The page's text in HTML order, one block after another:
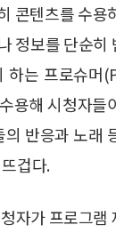
콘텐츠를 수용
정보를 단순히
하는 프로슈머
용해 시청자들
반응과 노래
겁다.
자가 프로그램